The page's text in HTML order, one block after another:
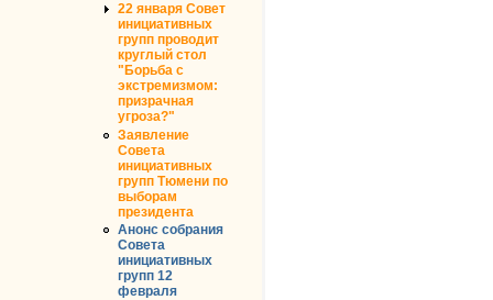
22 января Совет
инициативных
групп проводит
круглый стол
"Борьба с
экстремизмом:
призрачная
угроза?"
Заявление
Совета
инициативных
групп Тюмени по
выборам
президента
Анонс собрания
Совета
инициативных
групп 12
февраля